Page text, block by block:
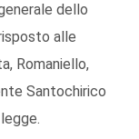
dello
alle
Romaniello,
Santochirico